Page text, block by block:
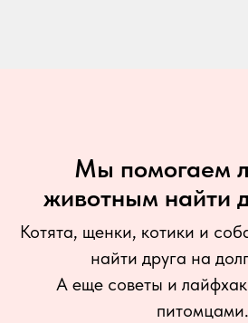
Мы помогаем
животным найти
Котята, щенки, котики и
найти друга на
А еще советы и
питомцами.